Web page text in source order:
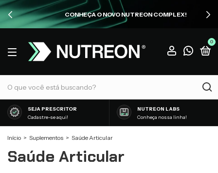
CONHEÇA O NOVO NUTREON COMPLEX!
0
SEJA PRESCRITOR
Cadastre-se aqui!
NUTREON LABS
Conheça nossa linha!
Início > Suplementos > Saúde Articular
Saúde Articular